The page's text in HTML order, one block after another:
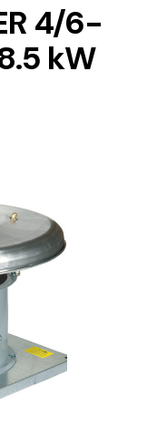
4/6-
kW